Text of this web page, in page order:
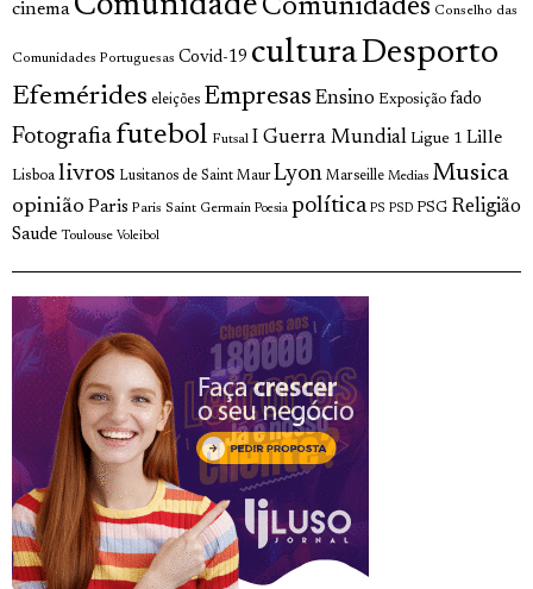
cinema Comunidade Comunidades Conselho das
Comunidades Portuguesas Covid-19 culturaDesporto
Efemérides eleições Empresas Ensino Exposição fado
Fotografia futebol Futsal I Guerra Mundial Ligue 1 Lille
Lisboa livros Lusitanos de Saint Maur Lyon Marseille Medias Musica
opinião Paris Paris Saint Germain Poesia política PS PSD PSG Religião
Saude Toulouse Voleibol